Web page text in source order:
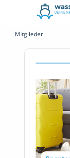
Mitglieder